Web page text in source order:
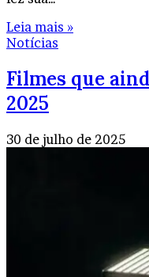
Leia mais »
Notícias
Filmes que
2025
30 de julho de 2025